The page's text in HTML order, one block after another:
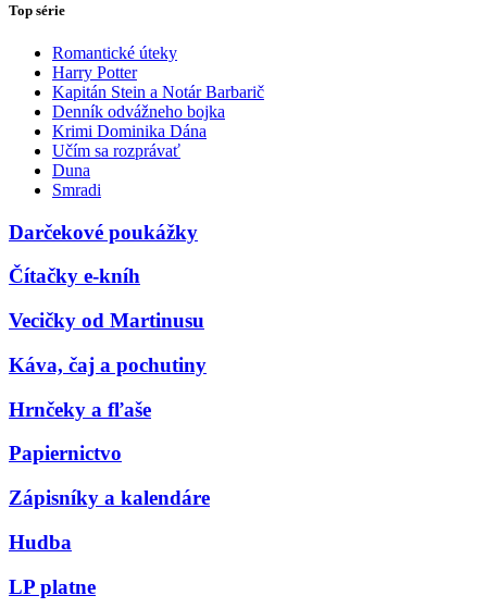
Top série
Romantické úteky
Harry Potter
Kapitán Stein a Notár Barbarič
Denník odvážneho bojka
Krimi Dominika Dána
Učím sa rozprávať
Duna
Smradi
Darčekové poukážky
Čítačky e-kníh
Vecičky od Martinusu
Káva, čaj a pochutiny
Hrnčeky a fľaše
Papiernictvo
Zápisníky a kalendáre
Hudba
LP platne